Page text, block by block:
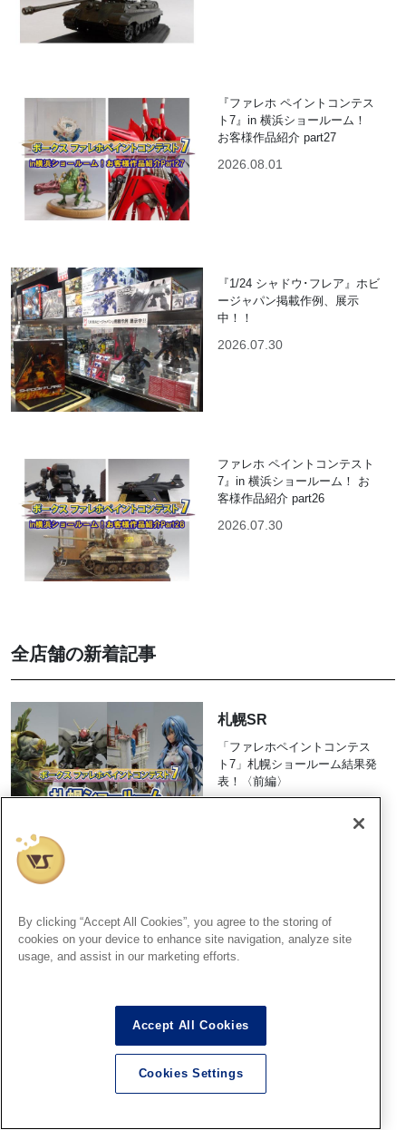
『ファレホ ペイントコンテス
ト7』in 横浜ショールーム！
お客様作品紹介 part27
2026.08.01
『1/24 シャドウ･フレア』ホビ
ージャパン掲載作例、展示
中！！
2026.07.30
ファレホ ペイントコンテスト
7』in 横浜ショールーム！ お
客様作品紹介 part26
2026.07.30
全店舗の新着記事
札幌SR
「ファレホペイントコンテス
ト7」札幌ショールーム結果発
表！〈前編〉
『ファレホペイントコンテス
ト7』結果発表 in宇都宮ショ
ールーム！
横浜SR
By clicking “Accept All Cookies”, you agree to the storing of
cookies on your device to enhance site navigation, analyze site
usage, and assist in our marketing efforts.
Accept All Cookies
Cookies Settings